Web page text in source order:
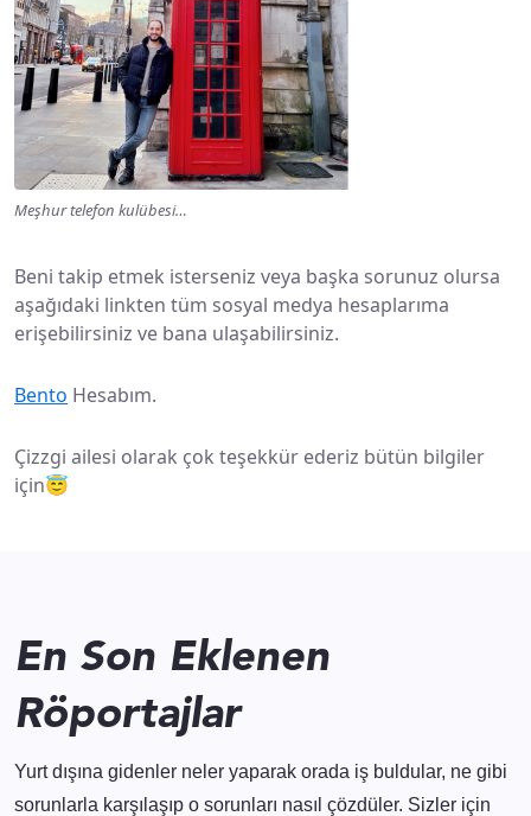
Meşhur telefon kulübesi…
Beni takip etmek isterseniz veya başka sorunuz olursa
aşağıdaki linkten tüm sosyal medya hesaplarıma
erişebilirsiniz ve bana ulaşabilirsiniz.
Bento Hesabım.
Çizzgi ailesi olarak çok teşekkür ederiz bütün bilgiler
için😇
En Son Eklenen
Röportajlar
Yurt dışına gidenler neler yaparak orada iş buldular, ne gibi
sorunlarla karşılaşıp o sorunları nasıl çözdüler. Sizler için